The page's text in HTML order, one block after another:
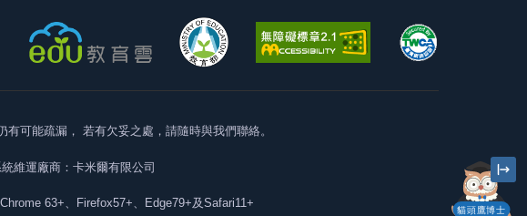
貓頭鷹博士
有可能疏漏， 若有欠妥之處，請隨時與我們聯絡。
統維運廠商：卡米爾有限公司
Chrome 63+、Firefox57+、Edge79+及Safari11+